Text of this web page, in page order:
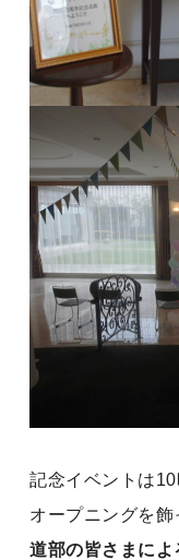
記念イベントは10
オープニングを
道部の皆さまに